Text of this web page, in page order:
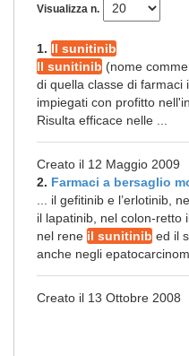
Visualizza n.
1. Il sunitinib
Il sunitinib (nome
di quella classe di farmaci
impiegati con profitto
Risulta efficace nelle ...
Creato il 12 Maggio 2009
2. Farmaci a bersaglio
... il gefitinib e l’erlotinib,
il lapatinib, nel colon-retto
nel rene il sunitinib ed il
anche negli
Creato il 13 Ottobre 2008